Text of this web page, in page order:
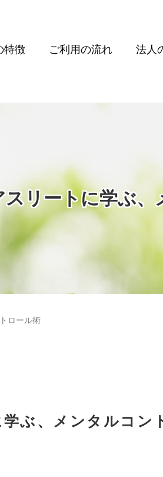
特徴 ご利用の流れ 法人
リートに学ぶ、
ロール術
ぶ、メンタルコン